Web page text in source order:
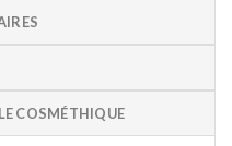
COSMÉTHIQUE